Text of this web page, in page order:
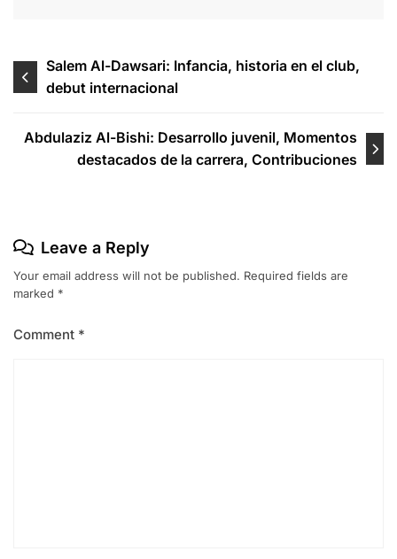
Post
navigation
Salem Al-Dawsari: Infancia, historia en el club,
debut internacional
Abdulaziz Al-Bishi: Desarrollo juvenil, Momentos
destacados de la carrera, Contribuciones
Leave a Reply
Your email address will not be published. Required fields are
marked *
Comment *